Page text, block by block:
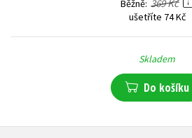
Běžně 369 Kč
ušetříte 74 Kč
Skladem
Do košíku